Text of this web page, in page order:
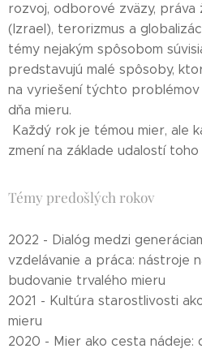
rozvoj, odborové zväzy, práva
(Izrael), terorizmus a
témy nejakým spôsobom
predstavujú malé spôsoby,
na vyriešení týchto
dňa mieru.
Každý rok je témou mier, ale
zmení na základe udalostí toho
Témy predošlých rokov
2022 - Dialóg medzi
vzdelávanie a práca: nástroje
budovanie trvalého mieru
2021 - Kultúra starostlivosti
mieru
2020 - Mier ako cesta nádeje: